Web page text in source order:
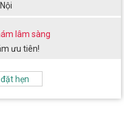
hẹn
lâm sàng
ưu tiên!